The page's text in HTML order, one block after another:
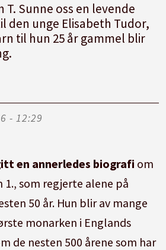
T. Sunne oss en levende
den unge Elisabeth Tudor,
til hun 25 år gammel blir
- 12:29
en annerledes biografi om
som regjerte alene på
50 år. Hun blir av mange
monarken i Englands
de nesten 500 årene som har